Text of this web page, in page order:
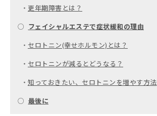
・ 更年期障害とは？
○ フェイシャルエステで症状緩和の理由
・ セロトニン(幸せホルモン)とは？
・ セロトニンが減るとどうなる？
・ 知っておきたい、セロトニンを増やす方法
○ 最後に